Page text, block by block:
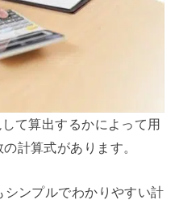
て算出するかによって用
計算式があります。
ンプルでわかりやすい計